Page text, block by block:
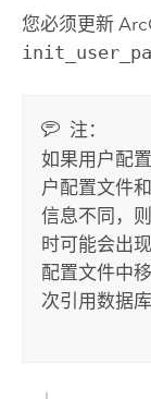
您必须更新
注：
如果用户配
户配置文件和
信息不同，
时可能会出
配置文件中
次引用数据